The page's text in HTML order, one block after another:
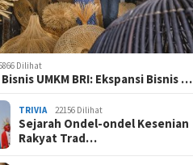
Dilihat
UMKM BRI: Ekspansi Bisnis …
TRIVIA 22156 Dilihat
Sejarah Ondel-ondel Kesenian
Rakyat Trad…